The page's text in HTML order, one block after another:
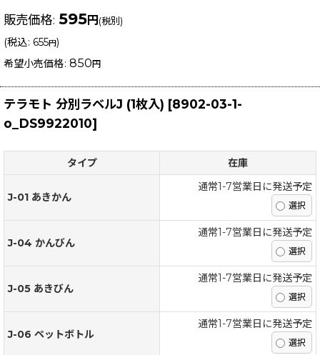
販売価格: 595円(税別)
(税込: 655円)
希望小売価格: 850 円
テラモト 分別ラベルJ (1枚入) [8902-03-1-
o_DS9922010]
タイプ 在庫
J-01 あきかん
通常1-7営業日に発送予定
J-04 かんびん
通常1-7営業日に発送予定
J-05 あきびん
通常1-7営業日に発送予定
J-06 ペットボトル
通常1-7営業日に発送予定